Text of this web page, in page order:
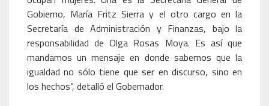
Gobierno, María Fritz Sierra y el otro cargo en la
Secretaría de Administración y Finanzas, bajo la
responsabilidad de Olga Rosas Moya. Es así que
mandamos un mensaje en donde sabemos que la
igualdad no sólo tiene que ser en discurso, sino en
los hechos”, detalló el Gobernador.